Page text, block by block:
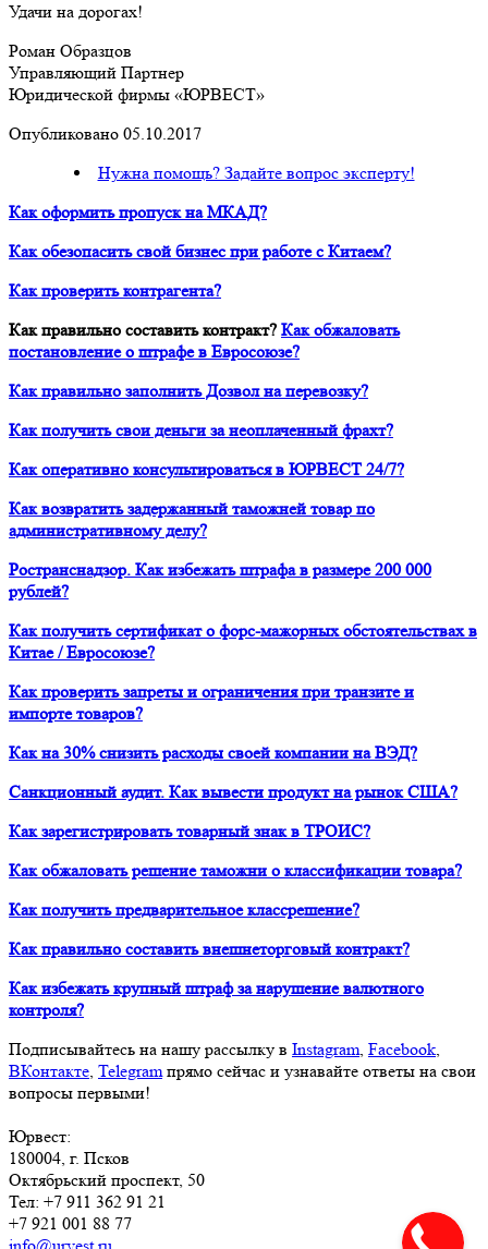
Удачи на дорогах!
Роман Образцов
Управляющий Партнер
Юридической фирмы «ЮРВЕСТ»
Опубликовано 05.10.2017
Нужна помощь? Задайте вопрос эксперту!
Как оформить пропуск на МКАД?
Как обезопасить свой бизнес при работе с Китаем?
Как проверить контрагента?
Как правильно составить контракт? Как обжаловать
постановление о штрафе в Евросоюзе?
Как правильно заполнить Дозвол на перевозку?
Как получить свои деньги за неоплаченный фрахт?
Как оперативно консультироваться в ЮРВЕСТ 24/7?
Как возвратить задержанный таможней товар по
административному делу?
Ространснадзор. Как избежать штрафа в размере 200 000
рублей?
Как получить сертификат о форс-мажорных обстоятельствах в
Китае / Евросоюзе?
Как проверить запреты и ограничения при транзите и
импорте товаров?
Как на 30% снизить расходы своей компании на ВЭД?
Санкционный аудит. Как вывести продукт на рынок США?
Как зарегистрировать товарный знак в ТРОИС?
Как обжаловать решение таможни о классификации товара?
Как получить предварительное классрешение?
Как правильно составить внешнеторговый контракт?
Как избежать крупный штраф за нарушение валютного
контроля?
Подписывайтесь на нашу рассылку в Instagram, Facebook,
ВКонтакте, Telegramпрямо сейчас и узнавайте ответы на свои
вопросы первыми!
Юрвест:
180004, г. Псков
Октябрьский проспект, 50
Тел: +7 911 362 91 21
+7 921 001 88 77